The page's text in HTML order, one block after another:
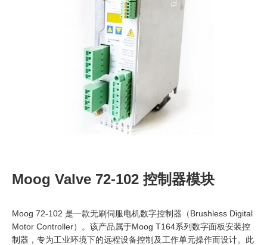
Moog Valve 72-102 控制器模块
Moog 72-102 是一款无刷伺服电机数字控制器（Brushless Digital
Motor Controller）。该产品属于Moog T164系列数字面板安装控
制器，专为工业环境下的远程设备控制及工作单元操作而设计。此